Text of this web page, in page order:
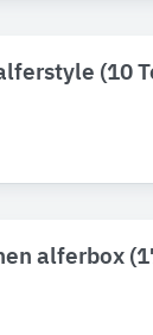
(10
alferbox